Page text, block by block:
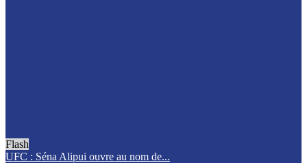
Flash
UFC : Séna Alipui ouvre au nom de...